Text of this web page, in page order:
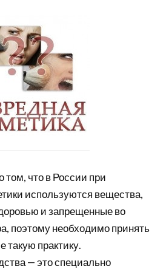
том, что в России при
используются вещества,
и запрещенные во
поэтому необходимо принять
практику.
— это специально